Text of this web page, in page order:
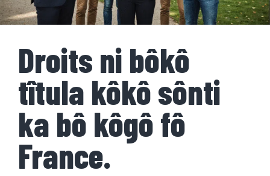
Droits ni bôkô
tîtula kôkô sônti
ka bô kôgô fô
France.